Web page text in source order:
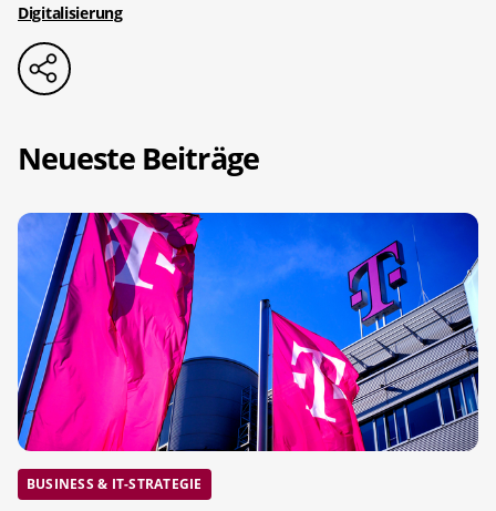
Digitalisierung
Neueste Beiträge
BUSINESS & IT-STRATEGIE